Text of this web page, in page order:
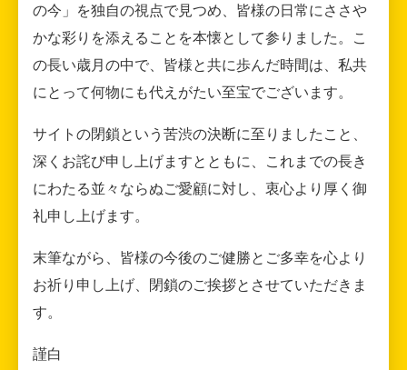
の今」を独自の視点で見つめ、皆様の日常にささや
かな彩りを添えることを本懐として参りました。こ
の長い歳月の中で、皆様と共に歩んだ時間は、私共
にとって何物にも代えがたい至宝でございます。
サイトの閉鎖という苦渋の決断に至りましたこと、
深くお詫び申し上げますとともに、これまでの長き
にわたる並々ならぬご愛顧に対し、衷心より厚く御
礼申し上げます。
末筆ながら、皆様の今後のご健勝とご多幸を心より
お祈り申し上げ、閉鎖のご挨拶とさせていただきま
す。
謹白